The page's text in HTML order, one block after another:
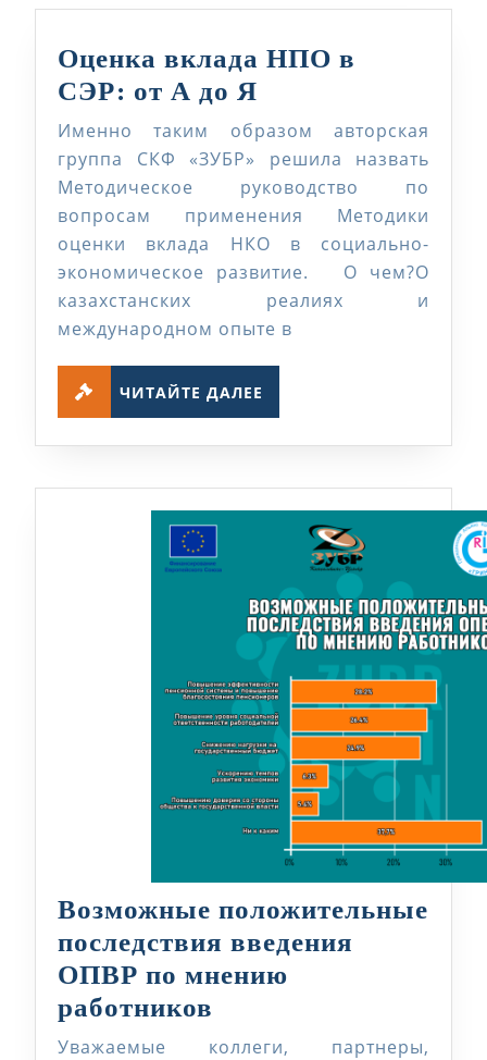
Оценка вклада НПО в
СЭР: от А до Я
вклада
НПО
в
СЭР:
от
А
до
Именно таким образом авторская
группа СКФ «ЗУБР» решила назвать
Методическое руководство по
вопросам применения Методики
оценки вклада НКО в социально-
экономическое развитие. О чем?О
казахстанских реалиях и
международном опыте в
ЧИТАЙТЕ ДАЛЕЕ
Возможные положительные
последствия введения
ОПВР по мнению
работников
положительные
Уважаемые коллеги, партнеры,